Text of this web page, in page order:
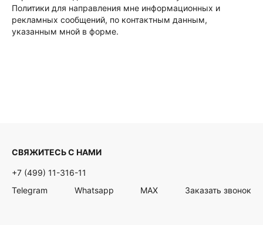
Политики для направления мне информационных и
рекламных сообщений, по контактным данным,
указанным мной в форме.
СВЯЖИТЕСЬ С НАМИ
+7 (499) 11-316-11
Telegram
Whatsapp MAX Заказать звонок